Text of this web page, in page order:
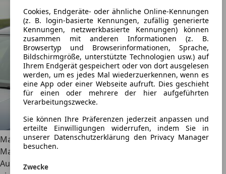
Cookies, Endgeräte- oder ähnliche Online-Kennungen
(z. B. login-basierte Kennungen, zufällig generierte
Kennungen, netzwerkbasierte Kennungen) können
zusammen mit anderen Informationen (z. B.
Browsertyp und Browserinformationen, Sprache,
Bildschirmgröße, unterstützte Technologien usw.) auf
Ihrem Endgerät gespeichert oder von dort ausgelesen
werden, um es jedes Mal wiederzuerkennen, wenn es
eine App oder einer Webseite aufruft. Dies geschieht
für einen oder mehrere der hier aufgeführten
Verarbeitungszwecke.
Sie können Ihre Präferenzen jederzeit anpassen und
erteilte Einwilligungen widerrufen, indem Sie in
unserer Datenschutzerklärung den Privacy Manager
besuchen.
Zwecke
Maximilian Fisseler
Maximilian Fisseler arbeitet als freier Redakteur für das
AutoScout24 Magazin. Als italophiler Allesfahrer pflegt er